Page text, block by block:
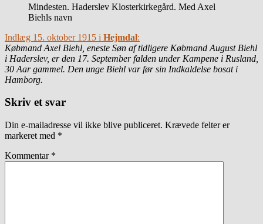
Mindesten. Haderslev Klosterkirkegård. Med Axel
Biehls navn
Indlæg 15. oktober 1915 i Hejmdal:
Købmand Axel Biehl, eneste Søn af tidligere Købmand August Biehl
i Haderslev, er den 17. September falden under Kampene i Rusland,
30 Aar gammel. Den unge Biehl var før sin Indkaldelse bosat i
Hamborg.
Skriv et svar
Din e-mailadresse vil ikke blive publiceret. Krævede felter er
markeret med *
Kommentar *